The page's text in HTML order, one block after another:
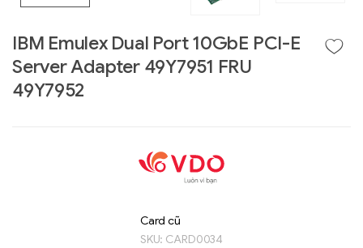
IBM Emulex Dual Port 10GbE PCI-E
Server Adapter 49Y7951 FRU
49Y7952
Card cũ
SKU: CARD0034
G493-SB4 (rev.